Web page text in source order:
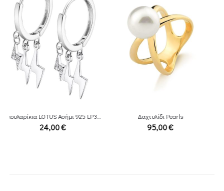
Δαχτυλίδι Pearls
95,00
Κολιέ Love
120,00